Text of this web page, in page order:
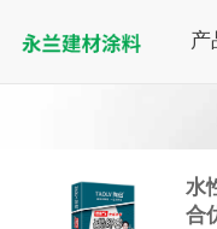
产
水
合